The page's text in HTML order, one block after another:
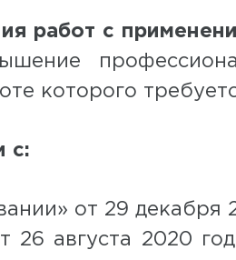
работ с
которого
с:
от 29 декабря
26 августа 2020